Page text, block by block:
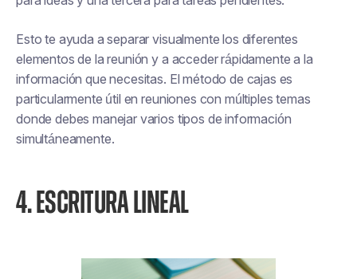
Esto te ayuda a separar visualmente los diferentes
elementos de la reunión y a acceder rápidamente a la
información que necesitas. El método de cajas es
particularmente útil en reuniones con múltiples temas
donde debes manejar varios tipos de información
simultáneamente.
4. ESCRITURA LINEAL